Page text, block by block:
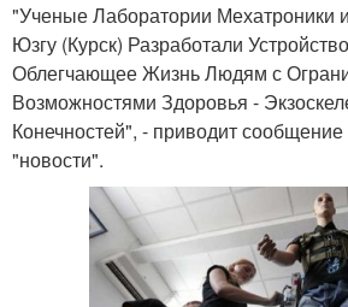
"Ученые Лаборатории Мехатроники
Юзгу (Курск) Разработали
Облегчающее Жизнь Людям с
Возможностями Здоровья -
Конечностей", - приводит
"новости".